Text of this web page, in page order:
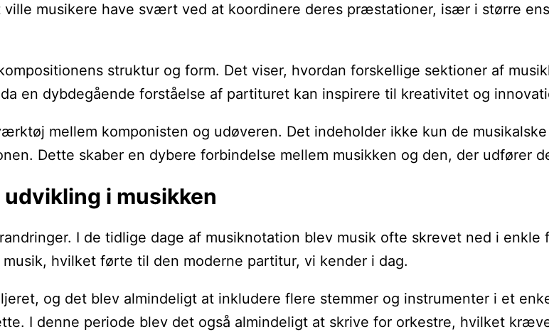
musikere have svært ved at koordinere deres præstationer, især i større
struktur og form. Det viser, hvordan forskellige sektioner af
en dybdegående forståelse af partituret kan inspirere til kreativitet og
mellem komponisten og udøveren. Det indeholder ikke kun de
Dette skaber en dybere forbindelse mellem musikken og den, der udfører
i musikken
I de tidlige dage af musiknotation blev musik ofte skrevet ned i
hvilket førte til den moderne partitur, vi kender i dag.
og det blev almindeligt at inkludere flere stemmer og instrumenter i et
I denne periode blev det også almindeligt at skrive for orkestre, hvilket